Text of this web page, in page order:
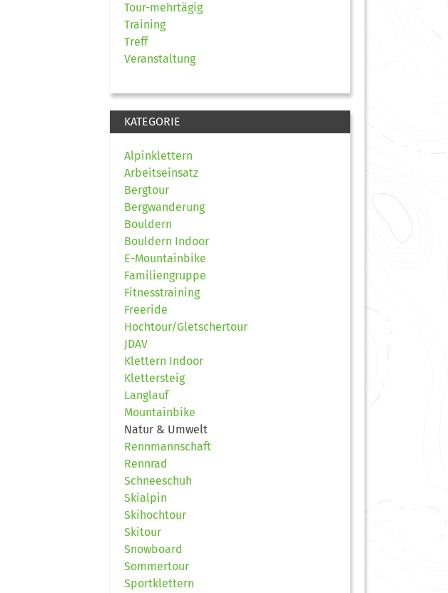
Tour-mehrtägig
Training
Treff
Veranstaltung
KATEGORIE
Alpinklettern
Arbeitseinsatz
Bergtour
Bergwanderung
Bouldern
Bouldern Indoor
E-Mountainbike
Familiengruppe
Fitnesstraining
Freeride
Hochtour/Gletschertour
JDAV
Klettern Indoor
Klettersteig
Langlauf
Mountainbike
Natur & Umwelt
Rennmannschaft
Rennrad
Schneeschuh
Skialpin
Skihochtour
Skitour
Snowboard
Sommertour
Sportklettern